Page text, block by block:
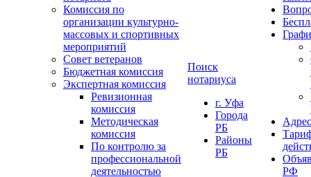
Комиссия по
организации культурно-
массовых и спортивных
мероприятий
Совет ветеранов
Бюджетная комиссия
Экспертная комиссия
Ревизионная
комиссия
Методическая
комиссия
По контролю за
профессиональной
деятельностью
Поиск
нотариуса
г. Уфа
Города
РБ
Районы
РБ
РФ